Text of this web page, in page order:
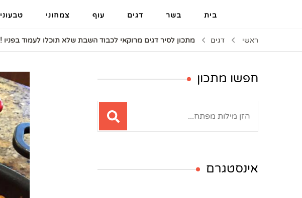
בית בשר דגים עוף צמחוני טבעוני
ראשי דגים מתכון לסיר דגים מרוקאי לכבוד השבת שלא תוכלו לעמוד בפניו !
חפשו מתכון
אינסטגרם